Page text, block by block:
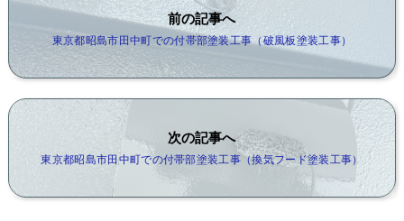
前の記事へ
東京都昭島市田中町での付帯部塗装工事（破風板塗装工事）
次の記事へ
東京都昭島市田中町での付帯部塗装工事（換気フード塗装工事）